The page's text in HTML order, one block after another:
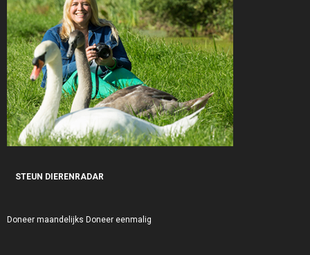
STEUN DIERENRADAR
Doneer maandelijks Doneer eenmalig